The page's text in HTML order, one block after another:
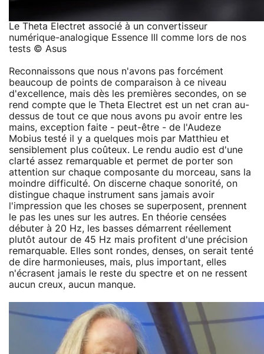
Le Theta Electret associé à un convertisseur
numérique-analogique Essence III comme lors de nos
tests © Asus
Reconnaissons que nous n'avons pas forcément
beaucoup de points de comparaison à ce niveau
d'excellence, mais dès les premières secondes, on se
rend compte que le Theta Electret est un net cran au-
dessus de tout ce que nous avons pu avoir entre les
mains, exception faite - peut-être - de l'Audeze
Mobius testé il y a quelques mois par Matthieu et
sensiblement plus coûteux. Le rendu audio est d'une
clarté assez remarquable et permet de porter son
attention sur chaque composante du morceau, sans la
moindre difficulté. On discerne chaque sonorité, on
distingue chaque instrument sans jamais avoir
l'impression que les choses se superposent, prennent
le pas les unes sur les autres. En théorie censées
débuter à 20 Hz, les basses démarrent réellement
plutôt autour de 45 Hz mais profitent d'une précision
remarquable. Elles sont rondes, denses, on serait tenté
de dire harmonieuses, mais, plus important, elles
n'écrasent jamais le reste du spectre et on ne ressent
aucun creux, aucun manque.